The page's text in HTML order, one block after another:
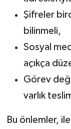
Şifreler
bilinmeli,
Sosyal
açıkça
Görev
varlık
Bu önlemler,